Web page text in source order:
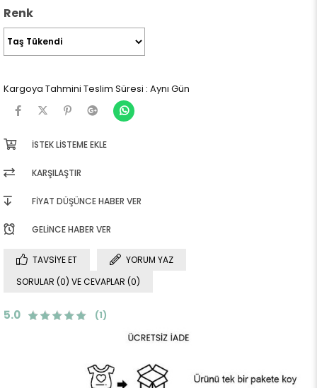
Renk
Kargoya Tahmini Teslim Süresi : Aynı Gün
İSTEK LISTEME EKLE
KARŞILAŞTIR
FIYAT DÜŞÜNCE HABER VER
GELINCE HABER VER
TAVSIYE ET
YORUM YAZ
SORULAR (0) VE CEVAPLAR (0)
5.0 (1)